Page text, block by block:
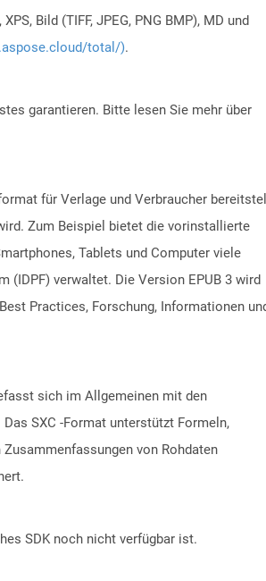
Bild (TIFF, JPEG, PNG BMP), MD und
total/).
garantieren. Bitte lesen Sie mehr über
für Verlage und Verbraucher
Zum Beispiel bietet die vorinstallierte
Tablets und Computer viele
(IDPF) verwaltet. Die Version EPUB 3 wird
Practices, Forschung, Informationen
sich im Allgemeinen mit den
SXC -Format unterstützt Formeln,
von Rohdaten
SDK noch nicht verfügbar ist.